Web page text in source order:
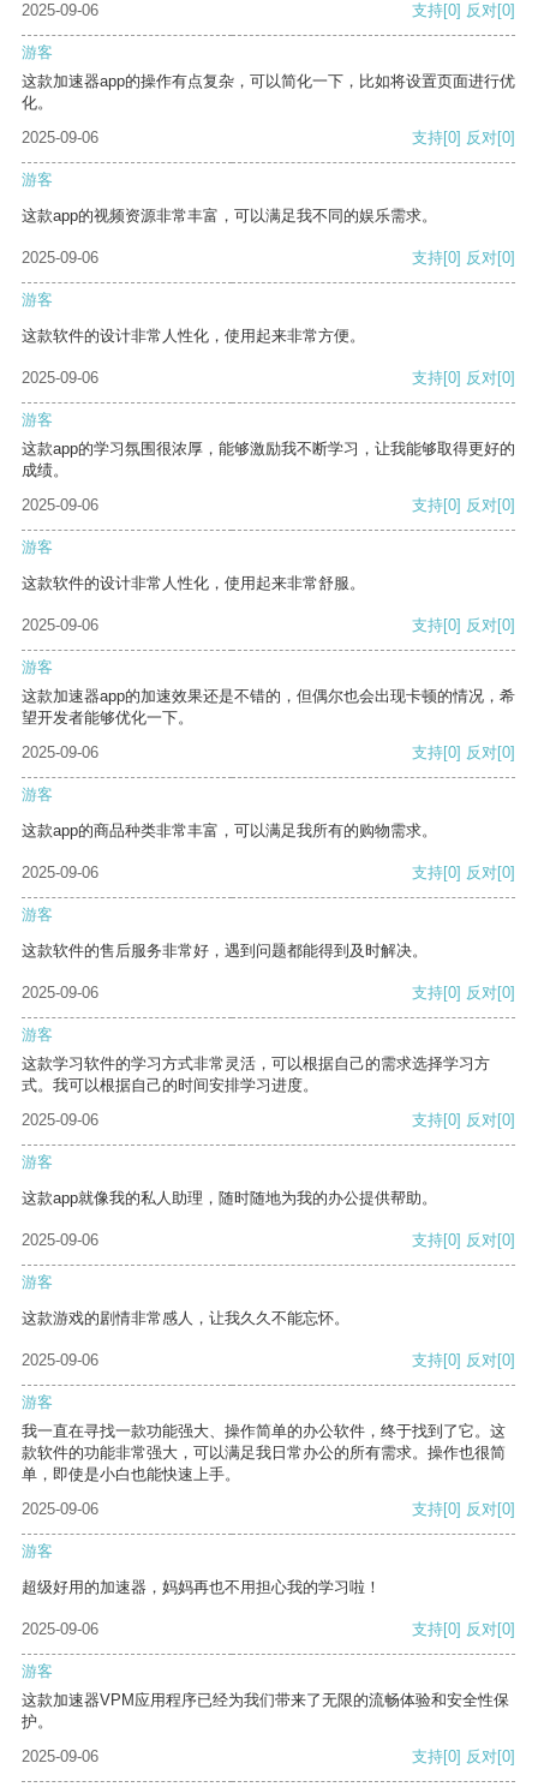
2025-09-06 支持[0] 反对[0]
游客
这款加速器app的操作有点复杂，可以简化一下，比如将设置页面进行优
化。
2025-09-06
支持[0] 反对[0]
游客
这款app的视频资源非常丰富，可以满足我不同的娱乐需求。
2025-09-06 支持[0] 反对[0]
游客
这款软件的设计非常人性化，使用起来非常方便。
2025-09-06 支持[0] 反对[0]
游客
这款app的学习氛围很浓厚，能够激励我不断学习，让我能够取得更好的
成绩。
2025-09-06
支持[0] 反对[0]
游客
这款软件的设计非常人性化，使用起来非常舒服。
2025-09-06 支持[0] 反对[0]
游客
这款加速器app的加速效果还是不错的，但偶尔也会出现卡顿的情况，希
望开发者能够优化一下。
2025-09-06
支持[0] 反对[0]
游客
这款app的商品种类非常丰富，可以满足我所有的购物需求。
2025-09-06 支持[0] 反对[0]
游客
这款软件的售后服务非常好，遇到问题都能得到及时解决。
2025-09-06 支持[0] 反对[0]
游客
这款学习软件的学习方式非常灵活，可以根据自己的需求选择学习方
式。我可以根据自己的时间安排学习进度。
2025-09-06
支持[0] 反对[0]
游客
这款app就像我的私人助理，随时随地为我的办公提供帮助。
2025-09-06 支持[0] 反对[0]
游客
这款游戏的剧情非常感人，让我久久不能忘怀。
2025-09-06 支持[0] 反对[0]
游客
我一直在寻找一款功能强大、操作简单的办公软件，终于找到了它。这
款软件的功能非常强大，可以满足我日常办公的所有需求。操作也很简
单，即使是小白也能快速上手。
2025-09-06
支持[0] 反对[0]
游客
超级好用的加速器，妈妈再也不用担心我的学习啦！
2025-09-06 支持[0] 反对[0]
游客
这款加速器VPM应用程序已经为我们带来了无限的流畅体验和安全性保
护。
2025-09-06
支持[0] 反对[0]